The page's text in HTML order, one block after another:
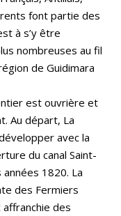
font partie des
à s’y être
nombreuses au fil
de Guidimara
est ouvrière et
Au départ, La
avec la
du canal Saint-
années 1820. La
des Fermiers
des